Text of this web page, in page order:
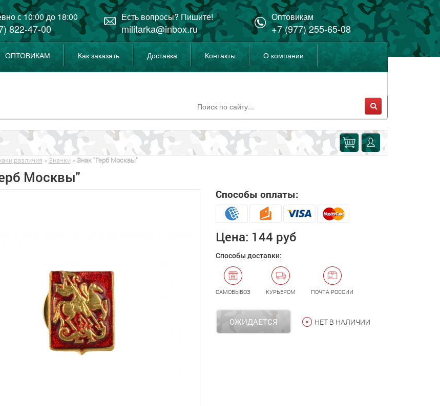
с 10:00 до 18:00
822-47-00
Есть вопросы? Пишите!
militarka@inbox.ru
Оптовикам
+7 (977) 255-65-08
ОПТОВИКАМ Как заказать Доставка Контакты О компании
различия » Значки » Знак "Герб Москвы"
Москвы"
Способы оплаты:
Цена: 144 руб
Способы доставки:
САМОВЫВОЗ КУРЬЕРОМ ПОЧТА РОССИИ
ОЖИДАЕТСЯ НЕТ В НАЛИЧИИ